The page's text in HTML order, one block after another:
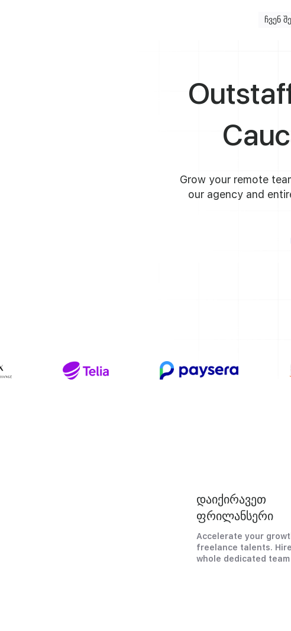
ჩვენ
Grow your remote
our agency and
დაიქირავეთ
ფრილანსერი
Accelerate your
freelance talents.
whole dedicated